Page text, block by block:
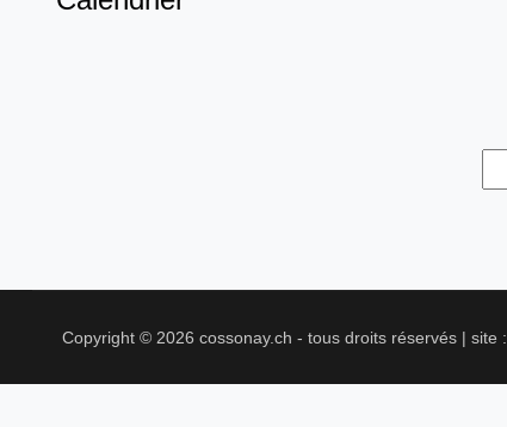
Copyright © 2026 cossonay.ch - tous droits réservés | site :